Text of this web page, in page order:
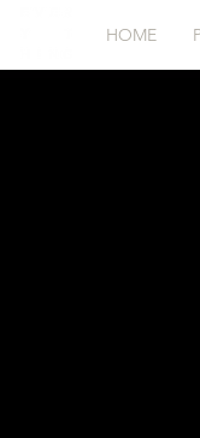
HOME